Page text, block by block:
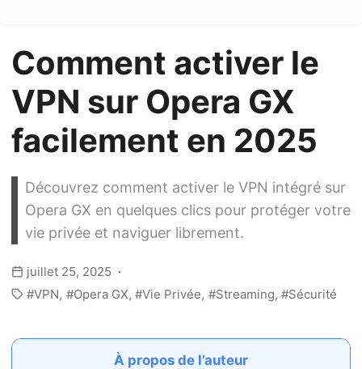
Comment activer le
VPN sur Opera GX
facilement en 2025
Découvrez comment activer le VPN intégré sur
Opera GX en quelques clics pour protéger votre
vie privée et naviguer librement.
juillet 25, 2025
VPN
Opera GX Vie Privée Streaming Sécurité
À propos de l’auteur